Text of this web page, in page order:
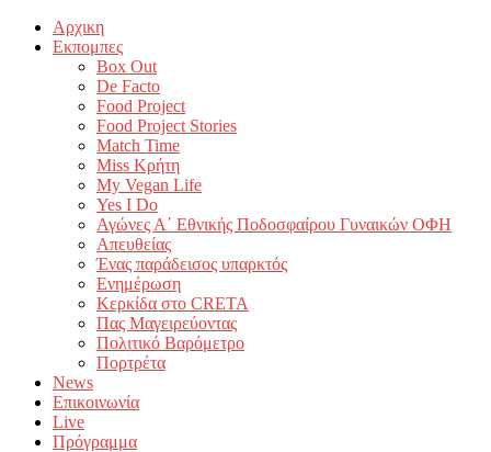
Αρχικη
Εκπομπες
Box Out
De Facto
Food Project
Food Project Stories
Match Time
Miss Κρήτη
My Vegan Life
Yes I Do
Αγώνες Α΄ Εθνικής Ποδοσφαίρου Γυναικών ΟΦΗ
Απευθείας
Ένας παράδεισος υπαρκτός
Ενημέρωση
Κερκίδα στο CRETA
Πας Μαγειρεύοντας
Πολιτικό Βαρόμετρο
Πορτρέτα
News
Επικοινωνία
Live
Πρόγραμμα